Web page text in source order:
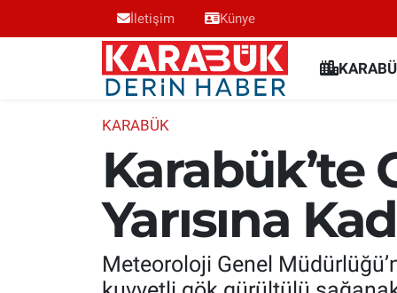
İletişim Künye
KARABÜK
Karabük’te
Yarısına
Meteoroloji Genel
Karabük Nöbetçi Eczaneler
Karabük Hava Durumu
Karabük Trafik Yoğunluk Haritası
Süper Lig Puan Durumu ve Fikstür